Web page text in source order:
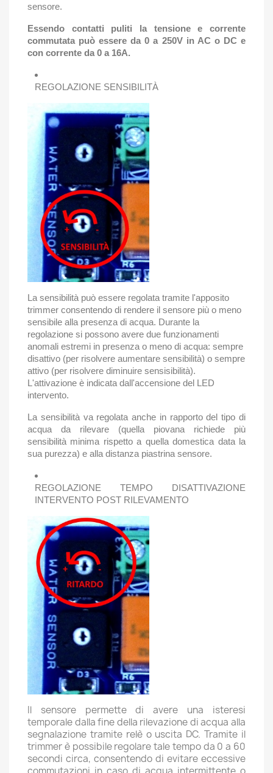
sensore.
Essendo contatti puliti la tensione e corrente
commutata può essere da 0 a 250V in AC o DC e
con corrente da 0 a 16A.
REGOLAZIONE SENSIBILITÀ
La sensibilità può essere regolata tramite l'apposito
trimmer consentendo di rendere il sensore più o meno
sensibile alla presenza di acqua. Durante la
regolazione si possono avere due funzionamenti
anomali estremi in presenza o meno di acqua: sempre
disattivo (per risolvere aumentare sensibilità) o sempre
attivo (per risolvere diminuire sensisibilità).
L'attivazione è indicata dall'accensione del LED
intervento.
La sensibilità va regolata anche in rapporto del tipo di
acqua da rilevare (quella piovana richiede più
sensibilità minima rispetto a quella domestica data la
sua purezza) e alla distanza piastrina sensore.
REGOLAZIONE TEMPO DISATTIVAZIONE
INTERVENTO POST RILEVAMENTO
Il sensore permette di avere una isteresi
temporale dalla fine della rilevazione di acqua alla
segnalazione tramite relè o uscita DC. Tramite il
trimmer è possibile regolare tale tempo da 0 a 60
secondi circa, consentendo di evitare eccessive